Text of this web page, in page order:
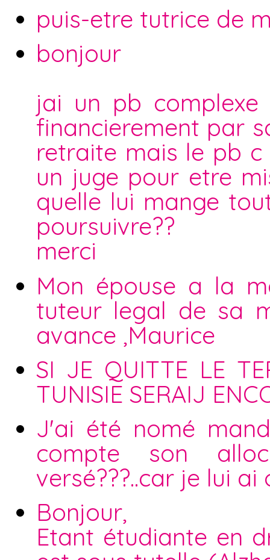
puis-etre tutrice de
bonjour
jai un pb
financierement par
retraite mais le pb
un juge pour etre
quelle lui mange
poursuivre??
merci
Mon épouse a la
tuteur legal de sa
avance ,Maurice
SI JE QUITTE LE
TUNISIE SERAIJ
J'ai été nomé
compte son
versé???..car je lui
Bonjour,
Etant étudiante en